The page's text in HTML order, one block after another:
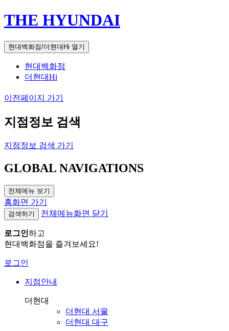
THE HYUNDAI
현대백화점/더현대Hi 열기
현대백화점
더현대Hi
이전페이지 가기
지점정보 검색
지점정보 검색 가기
GLOBAL NAVIGATIONS
전체메뉴 보기
홈화면 가기
검색하기 전체메뉴화면 닫기
로그인하고
현대백화점을 즐겨보세요!
로그인
지점안내
더현대
더현대 서울
더현대 대구